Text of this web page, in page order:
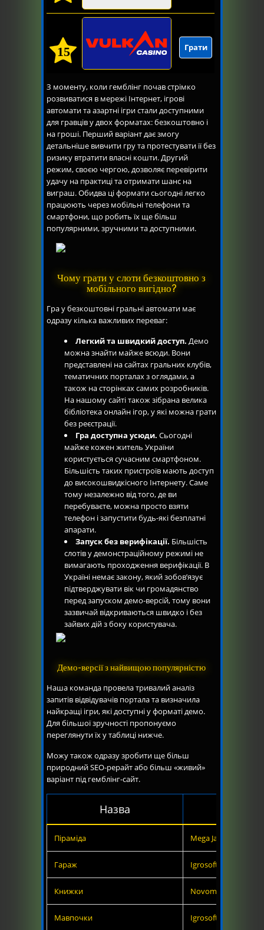
15 Грати
З моменту, коли гемблінг почав стрімко
розвиватися в мережі Інтернет, ігрові
автомати та азартні ігри стали доступними
для гравців у двох форматах: безкоштовно і
на гроші. Перший варіант дає змогу
детальніше вивчити гру та протестувати її без
ризику втратити власні кошти. Другий
режим, своєю чергою, дозволяє перевірити
удачу на практиці та отримати шанс на
виграш. Обидва ці формати сьогодні легко
працюють через мобільні телефони та
смартфони, що робить їх ще більш
популярними, зручними та доступними.
Чому грати у слоти безкоштовно з
мобільного вигідно?
Гра у безкоштовні гральні автомати має
одразу кілька важливих переваг:
Легкий та швидкий доступ. Демо
можна знайти майже всюди. Вони
представлені на сайтах гральних клубів,
тематичних порталах з оглядами, а
також на сторінках самих розробників.
На нашому сайті також зібрана велика
бібліотека онлайн ігор, у які можна грати
без реєстрації.
Гра доступна усюди. Сьогодні
майже кожен житель України
користується сучасним смартфоном.
Більшість таких пристроїв мають доступ
до високошвидкісного Інтернету. Саме
тому незалежно від того, де ви
перебуваєте, можна просто взяти
телефон і запустити будь-які безплатні
апарати.
Запуск без верифікації. Більшість
слотів у демонстраційному режимі не
вимагають проходження верифікації. В
Україні немає закону, який зобов’язує
підтверджувати вік чи громадянство
перед запуском демо-версій, тому вони
зазвичай відкриваються швидко і без
зайвих дій з боку користувача.
Демо-версії з найвищою популярністю
Наша команда провела тривалий аналіз
запитів відвідувачів портала та визначила
найкращі ігри, які доступні у форматі демо.
Для більшої зручності пропонуємо
переглянути їх у таблиці нижче.
Можу також одразу зробити ще більш
природний SEO-рерайт або більш «живий»
варіант під гемблінг-сайт.
Назва
Піраміда Mega Jack
Гараж Igrosoft
Книжки Novomatic
Мавпочки Igrosoft